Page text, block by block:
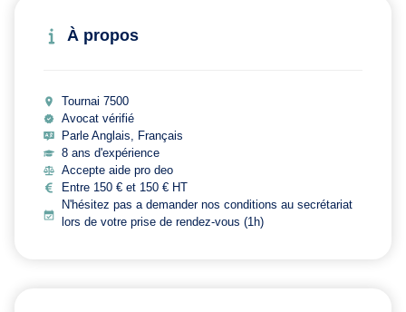
À propos
Tournai 7500
Avocat vérifié
Parle Anglais, Français
8 ans d'expérience
Accepte aide pro deo
Entre 150 € et 150 € HT
N'hésitez pas a demander nos conditions au secrétariat
lors de votre prise de rendez-vous (1h)